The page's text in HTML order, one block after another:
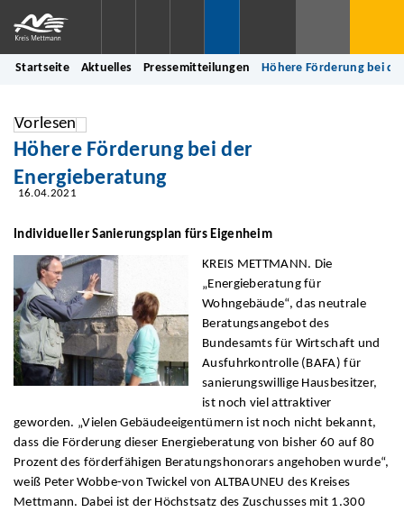
Startseite Aktuelles Pressemitteilungen Höhere Förderung bei
Vorlesen
Höhere Förderung bei der
Energieberatung
16.04.2021
Individueller Sanierungsplan fürs Eigenheim
KREIS METTMANN. Die
„Energieberatung für
Wohngebäude“, das neutrale
Beratungsangebot des
Bundesamts für Wirtschaft und
Ausfuhrkontrolle (BAFA) für
sanierungswillige Hausbesitzer,
ist noch viel attraktiver
geworden. „Vielen Gebäudeeigentümern ist noch nicht bekannt,
dass die Förderung dieser Energieberatung von bisher 60 auf 80
Prozent des förderfähigen Beratungshonorars angehoben wurde“,
weiß Peter Wobbe-von Twickel von ALTBAUNEU des Kreises
Mettmann. Dabei ist der Höchstsatz des Zuschusses mit 1.300